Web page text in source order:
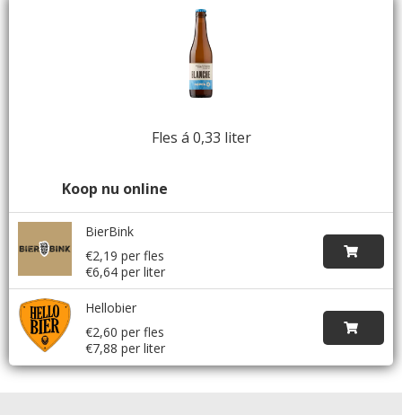
Fles á 0,33 liter
Koop nu online
BierBink
€2,19 per fles
€6,64 per liter
Hellobier
€2,60 per fles
€7,88 per liter